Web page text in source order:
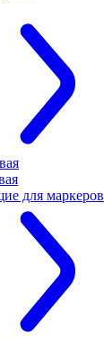
для маркеров